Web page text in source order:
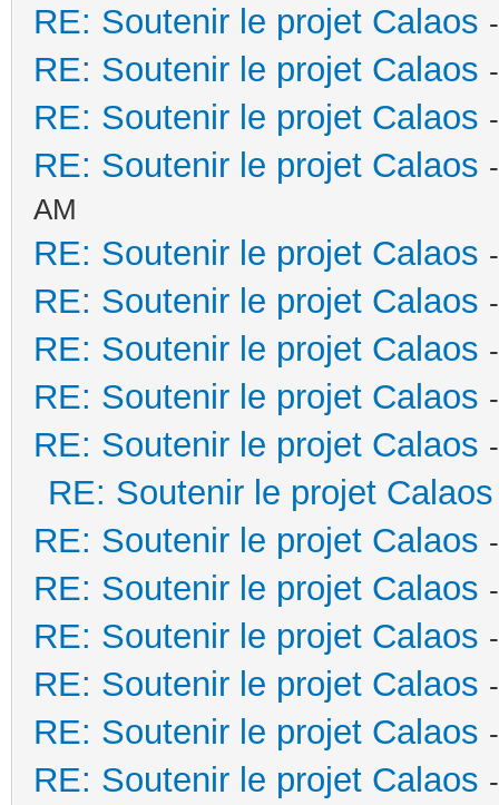
RE: Soutenir le projet Calaos
RE: Soutenir le projet Calaos
RE: Soutenir le projet Calaos
RE: Soutenir le projet Calaos
AM
RE: Soutenir le projet Calaos
RE: Soutenir le projet Calaos
RE: Soutenir le projet Calaos
RE: Soutenir le projet Calaos
RE: Soutenir le projet Calaos
RE: Soutenir le projet Calaos
RE: Soutenir le projet Calaos
RE: Soutenir le projet Calaos
RE: Soutenir le projet Calaos
RE: Soutenir le projet Calaos
RE: Soutenir le projet Calaos
RE: Soutenir le projet Calaos